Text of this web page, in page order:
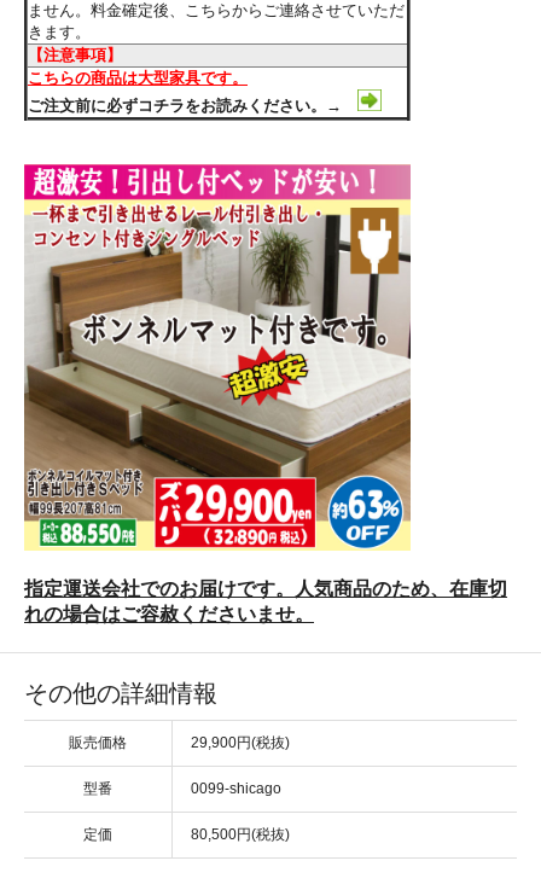
ません。料金確定後、こちらからご連絡させていただ
きます。
【注意事項】
こちらの商品は大型家具です。
ご注文前に必ずコチラをお読みください。→
指定運送会社でのお届けです。人気商品のため、在庫切
れの場合はご容赦くださいませ。
その他の詳細情報
販売価格 29,900円(税抜)
型番 0099-shicago
定価 80,500円(税抜)